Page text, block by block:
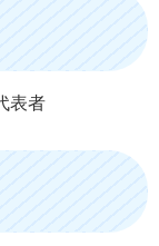
表者